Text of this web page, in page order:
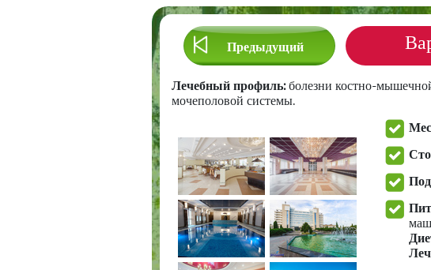
Лечебный профиль:болезни костно-
мочеполовой системы.
Предыдущий
Предыдущий